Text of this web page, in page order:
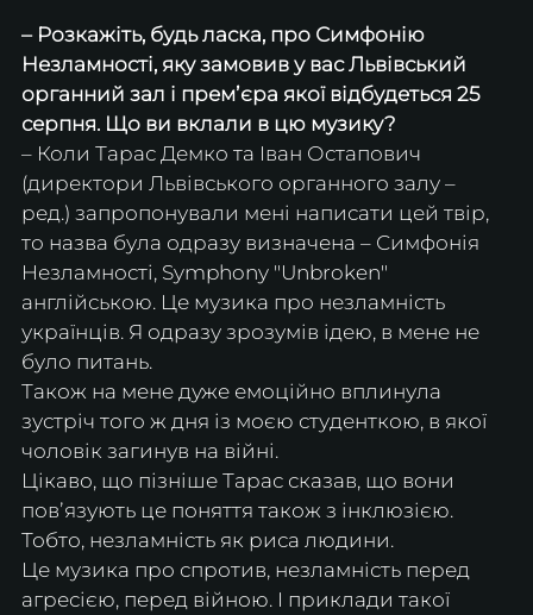
– Розкажіть, будь ласка, про Симфонію
Незламності, яку замовив у вас Львівський
органний зал і премʼєра якої відбудеться 25
серпня. Що ви вклали в цю музику?
– Коли Тарас Демко та Іван Остапович
(директори Львівського органного залу –
ред.) запропонували мені написати цей твір,
то назва була одразу визначена – Симфонія
Незламності, Symphony "Unbroken"
англійською. Це музика про незламність
українців. Я одразу зрозумів ідею, в мене не
було питань.
Також на мене дуже емоційно вплинула
зустріч того ж дня із моєю студенткою, в якої
чоловік загинув на війні.
Цікаво, що пізніше Тарас сказав, що вони
повʼязують це поняття також з інклюзією.
Тобто, незламність як риса людини.
Це музика про спротив, незламність перед
агресією, перед війною. І приклади такої